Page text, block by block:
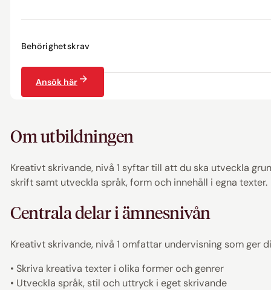
Om utbildningen
Kreativt skrivande, nivå 1 syftar till att du ska utveckla
skrift samt utveckla språk, form och innehåll i egna texter.
Centrala delar i ämnesnivån
Kreativt skrivande, nivå 1 omfattar undervisning som ger
• Skriva kreativa texter i olika former och genrer
• Utveckla språk, stil och uttryck i eget skrivande
Behörighetskrav
Ansök här